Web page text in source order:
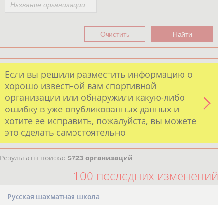
Если вы решили разместить информацию о
хорошо известной вам спортивной
организации или обнаружили какую-либо
ошибку в уже опубликованных данных и
хотите ее исправить, пожалуйста, вы можете
это сделать самостоятельно
Результаты поиска: 5723 организаций
100 последних изменений
Русская шахматная школа